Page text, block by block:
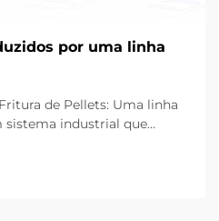
por uma linha
de Pellets: Uma linha
sistema industrial que
da fritura tradicional